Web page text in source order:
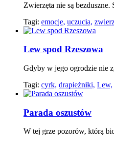
Zwierzęta nie są bezduszne.
Tagi: emocje, uczucia,
Lew spod Rzeszowa
Gdyby w jego ogrodzie nie
Tagi: cyrk, drapieżniki, Lew,
Parada oszustów
W tej grze pozorów, którą